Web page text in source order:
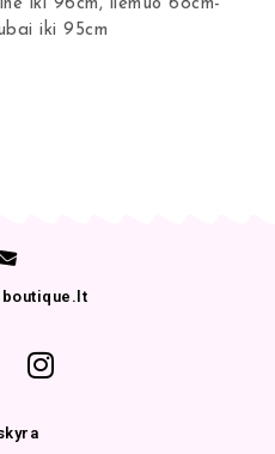
iki 96cm, liemuo 68cm-
iki 95cm